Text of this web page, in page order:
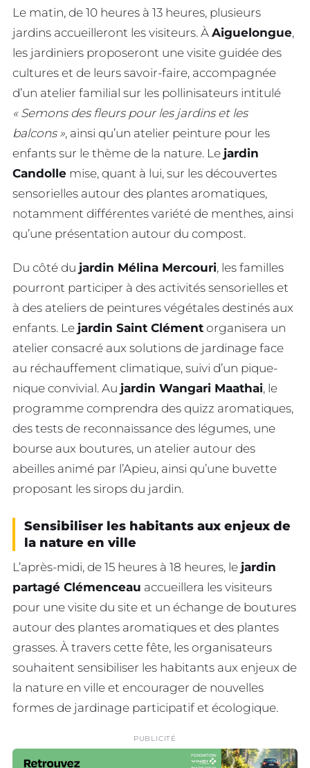
Le matin, de 10 heures à 13 heures, plusieurs
jardins accueilleront les visiteurs. À Aiguelongue,
les jardiniers proposeront une visite guidée des
cultures et de leurs savoir-faire, accompagnée
d’un atelier familial sur les pollinisateurs intitulé
« Semons des fleurs pour les jardins et les
balcons », ainsi qu’un atelier peinture pour les
enfants sur le thème de la nature. Le jardin
Candolle mise, quant à lui, sur les découvertes
sensorielles autour des plantes aromatiques,
notamment différentes variété de menthes, ainsi
qu’une présentation autour du compost.
Du côté du jardin Mélina Mercouri, les familles
pourront participer à des activités sensorielles et
à des ateliers de peintures végétales destinés aux
enfants. Le jardin Saint Clément organisera un
atelier consacré aux solutions de jardinage face
au réchauffement climatique, suivi d’un pique-
nique convivial. Au jardin Wangari Maathai, le
programme comprendra des quizz aromatiques,
des tests de reconnaissance des légumes, une
bourse aux boutures, un atelier autour des
abeilles animé par l’Apieu, ainsi qu’une buvette
proposant les sirops du jardin.
Sensibiliser les habitants aux enjeux de
la nature en ville
L’après-midi, de 15 heures à 18 heures, le jardin
partagé Clémenceau accueillera les visiteurs
pour une visite du site et un échange de boutures
autour des plantes aromatiques et des plantes
grasses. À travers cette fête, les organisateurs
souhaitent sensibiliser les habitants aux enjeux de
la nature en ville et encourager de nouvelles
formes de jardinage participatif et écologique.
PUBLICITÉ